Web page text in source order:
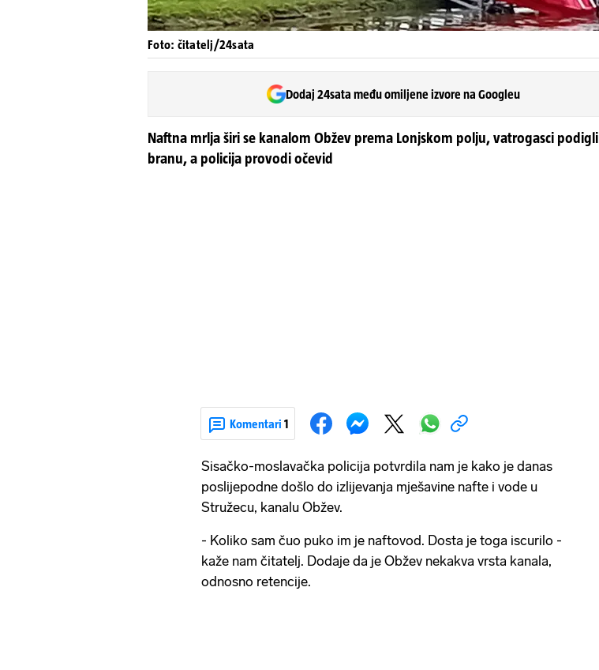
Foto: čitatelj/24sata
Dodaj 24sata među omiljene izvore na Googleu
Naftna mrlja širi se kanalom Obžev prema Lonjskom polju, vatrogasci podigli
branu, a policija provodi očevid
Komentari 1
Sisačko-moslavačka policija potvrdila nam je kako je danas
poslijepodne došlo do izlijevanja mješavine nafte i vode u
Stružecu, kanalu Obžev.
- Koliko sam čuo puko im je naftovod. Dosta je toga iscurilo -
kaže nam čitatelj. Dodaje da je Obžev nekakva vrsta kanala,
odnosno retencije.